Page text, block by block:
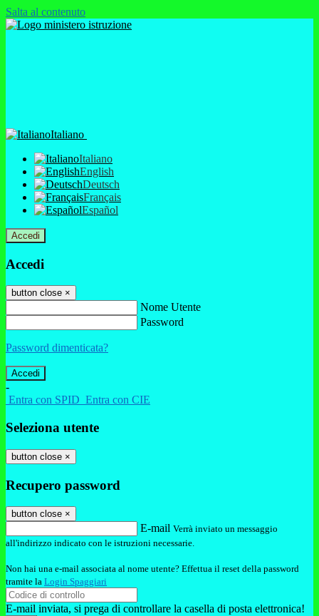
Salta al contenuto
Italiano
Italiano
English
Deutsch
Français
Español
Accedi
Accedi
button close ×
Nome Utente
Password
Password dimenticata?
-
Entra con SPID Entra con CIE
Seleziona utente
button close ×
Recupero password
button close ×
E-mail Verrà inviato un messaggio
all'indirizzo indicato con le istruzioni necessarie.
Non hai una e-mail associata al nome utente? Effettua il reset della password
tramite la Login Spaggiari
E-mail inviata, si prega di controllare la casella di posta elettronica!